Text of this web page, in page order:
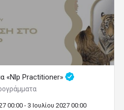
«Nlp Practitioner»
00:00 - 3 Ιουλίου 2027 00:00